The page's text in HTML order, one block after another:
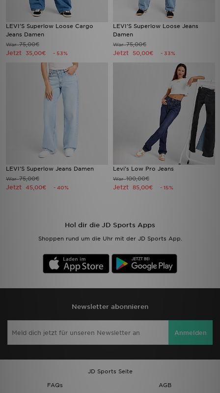
LEVI'S Superlow Loose Cargo
Jeans Damen
War75,00€
Jetzt 35,00€ - 53%
LEVI'S Superlow Loose Jeans
Damen
War75,00€
Jetzt 50,00€ - 33%
LEVI'S Superlow Jeans Damen
War75,00€
Jetzt 45,00€ - 40%
Levi's Low Pro Jeans
War100,00€
Jetzt 85,00€ - 15%
Hol dir die JD Sports Apps
Shoppen rund um die Uhr mit der JD Sports App.
Newsletter abonnieren
Anmelden
JD Sports Seite
FAQs
AGB